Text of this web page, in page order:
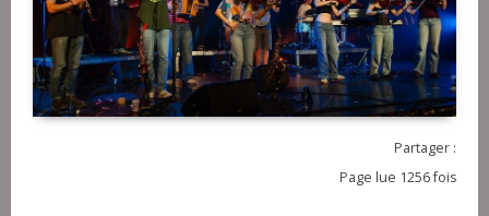
Partager :
Page lue 1256 fois